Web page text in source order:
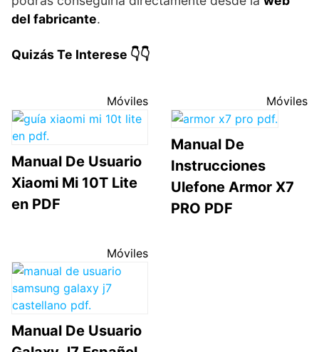
del fabricante.
Quizás Te Interese 👇👇
Móviles
Manual De Usuario
Xiaomi Mi 10T Lite
en PDF
Móviles
Manual De
Instrucciones
Ulefone Armor X7
PRO PDF
Móviles
Manual De Usuario